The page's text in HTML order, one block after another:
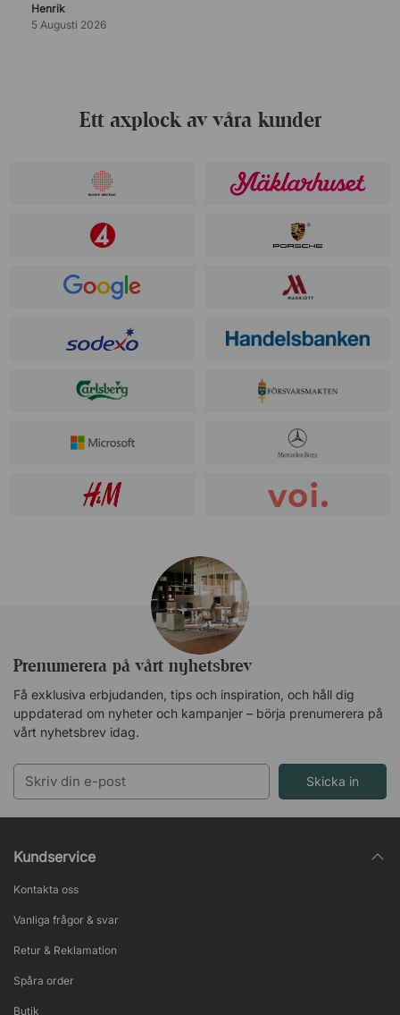
Henrik
5 Augusti 2026
Ett axplock av våra kunder
Prenumerera på vårt nyhetsbrev
Få exklusiva erbjudanden, tips och inspiration, och håll dig
uppdaterad om nyheter och kampanjer – börja prenumerera på
vårt nyhetsbrev idag.
Skicka in
Kundservice
Kontakta oss
Vanliga frågor & svar
Retur & Reklamation
Spåra order
Butik